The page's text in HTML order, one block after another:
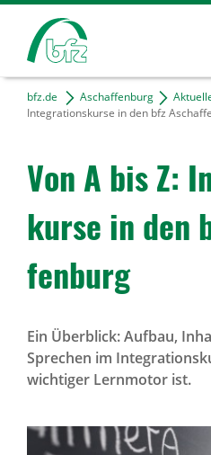
Aschaffenburg
Über den Standort
Unser Team
Kontakt & Anfahrt
Projekte
Freie Tätigkeiten
Bildungsangebote
Für Unternehmen
Karriere
bfz.de Aschaffenburg
Integrationskurse in den bfz
Von A bis Z:
kurse in den
fen­burg
Ein Überblick: Aufbau,
Sprechen im
wichtiger Lernmotor ist.